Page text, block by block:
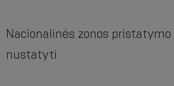
Nacionalinės zonos
nustatyti